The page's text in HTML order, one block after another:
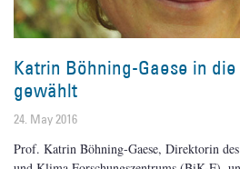
Katrin Böhning-Gaese in
gewählt
24. May 2016
Prof. Katrin Böhning-Gaese, Direktorin